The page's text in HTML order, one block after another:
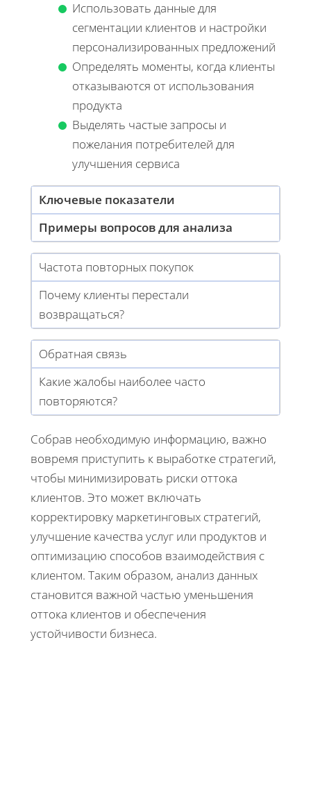
Использовать данные для
сегментации клиентов и настройки
персонализированных предложений
Определять моменты, когда клиенты
отказываются от использования
продукта
Выделять частые запросы и
пожелания потребителей для
улучшения сервиса
Ключевые показатели
Примеры вопросов для анализа
Частота повторных покупок
Почему клиенты перестали
возвращаться?
Обратная связь
Какие жалобы наиболее часто
повторяются?
Собрав необходимую информацию, важно
вовремя приступить к выработке стратегий,
чтобы минимизировать риски оттока
клиентов. Это может включать
корректировку маркетинговых стратегий,
улучшение качества услуг или продуктов и
оптимизацию способов взаимодействия с
клиентом. Таким образом, анализ данных
становится важной частью уменьшения
оттока клиентов и обеспечения
устойчивости бизнеса.